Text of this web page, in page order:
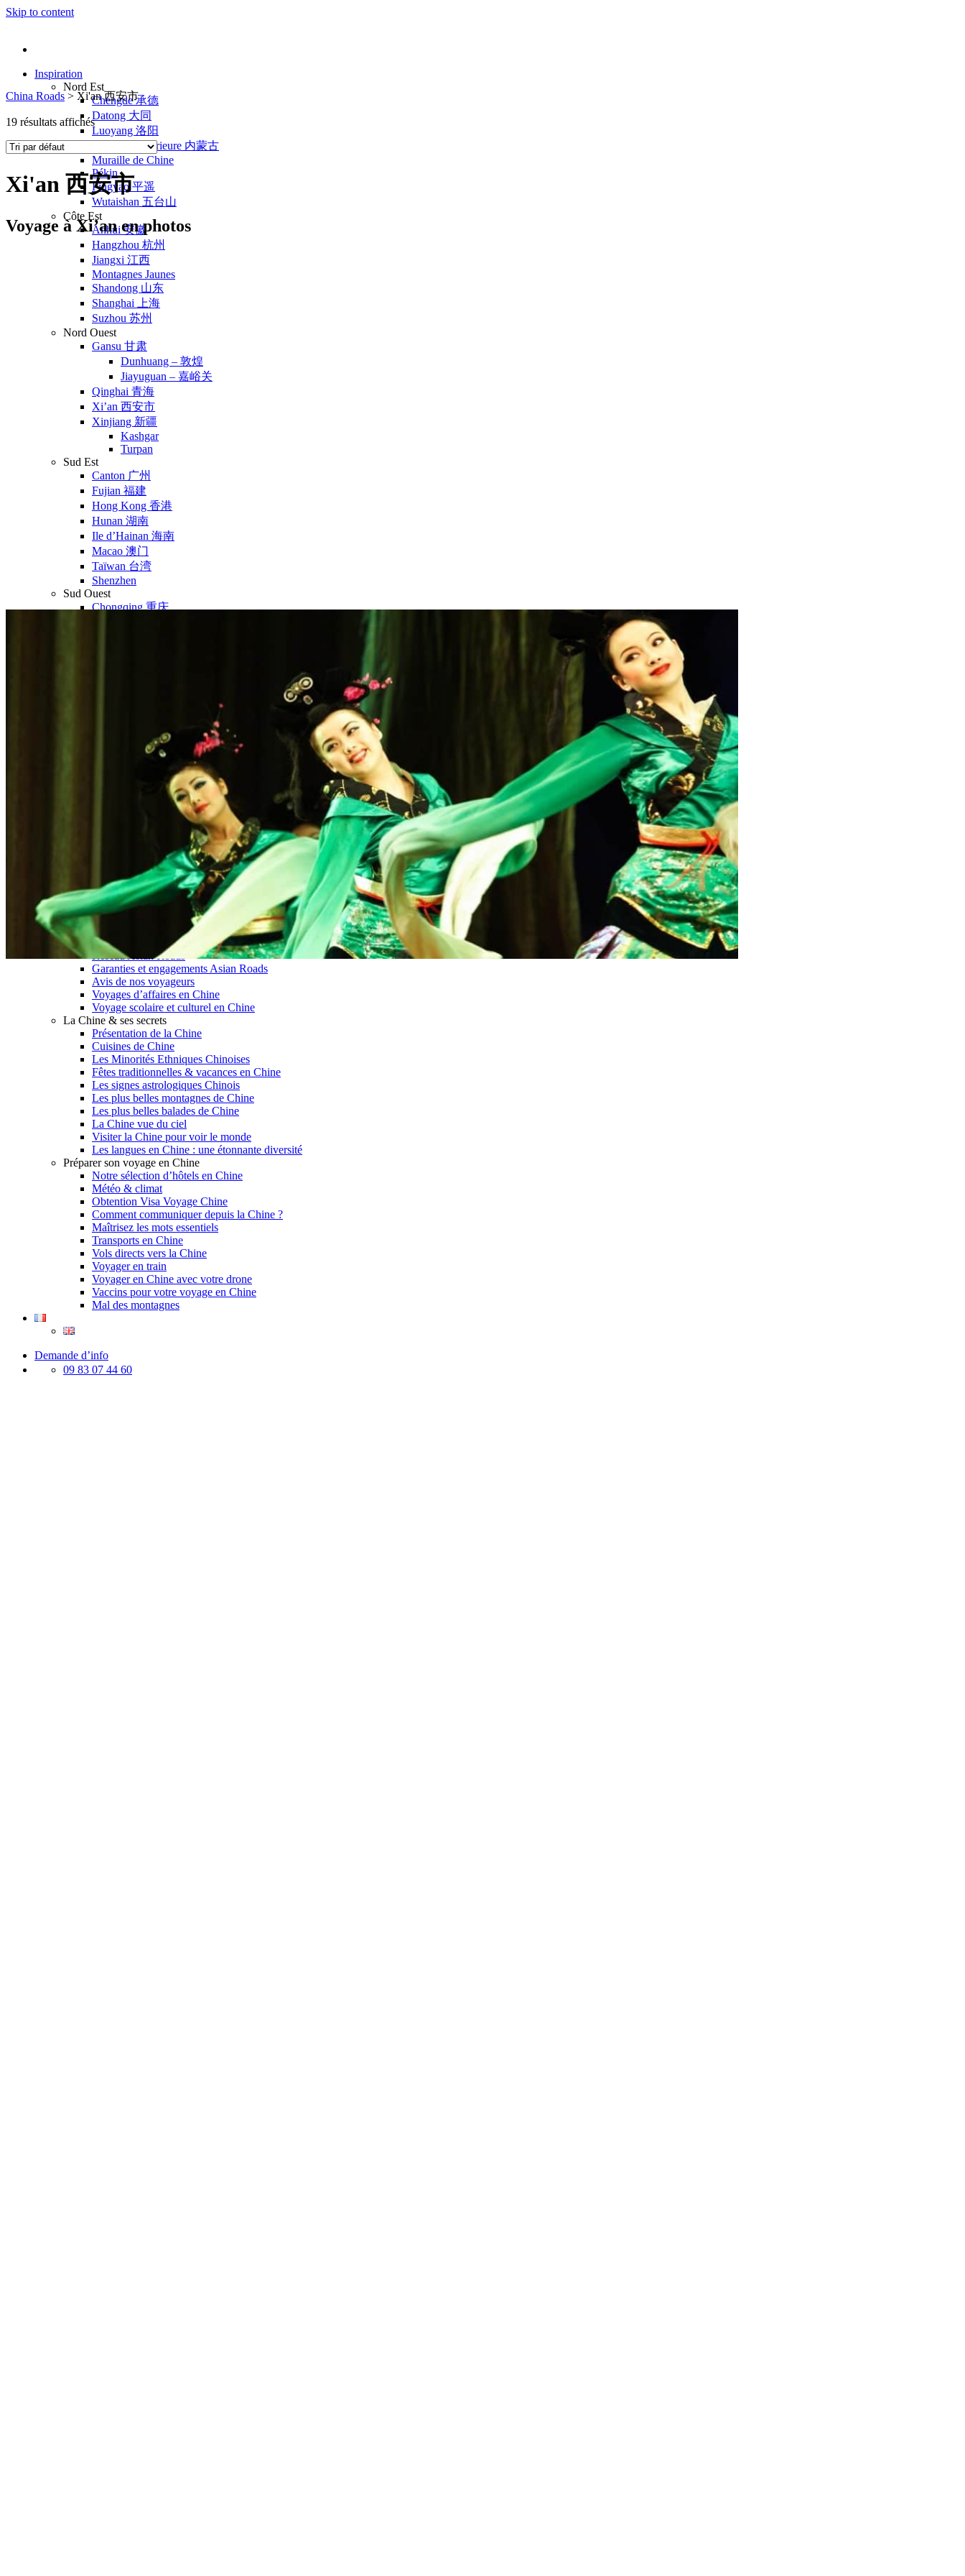
Skip to content
Inspiration
Nord Est
Chengde 承德
Datong 大同
Luoyang 洛阳
Mongolie Intérieure 内蒙古
Muraille de Chine
Pékin
Pingyao 平遥
Wutaishan 五台山
Côte Est
Anhui 安徽
Hangzhou 杭州
Jiangxi 江西
Montagnes Jaunes
Shandong 山东
Shanghai 上海
Suzhou 苏州
Nord Ouest
Gansu 甘肃
Dunhuang – 敦煌
Jiayuguan – 嘉峪关
Qinghai 青海
Xi’an 西安市
Xinjiang 新疆
Kashgar
Turpan
Sud Est
Canton 广州
Fujian 福建
Hong Kong 香港
Hunan 湖南
Ile d’Hainan 海南
Macao 澳门
Taïwan 台湾
Shenzhen
Sud Ouest
Chongqing 重庆
Circuits sur mesure
Nos Petits Groupes
Classique et incontournables
Culture & expériences
Nature et grands paysages
Automne
Hiver
Infos pratiques
Notre agence
Notre agence en Chine
Réseau Asian Roads
Garanties et engagements Asian Roads
Avis de nos voyageurs
Voyages d’affaires en Chine
Voyage scolaire et culturel en Chine
La Chine & ses secrets
Présentation de la Chine
Cuisines de Chine
Les Minorités Ethniques Chinoises
Fêtes traditionnelles & vacances en Chine
Les signes astrologiques Chinois
Les plus belles montagnes de Chine
Les plus belles balades de Chine
La Chine vue du ciel
Visiter la Chine pour voir le monde
Les langues en Chine : une étonnante diversité
Préparer son voyage en Chine
Notre sélection d’hôtels en Chine
Météo & climat
Obtention Visa Voyage Chine
Comment communiquer depuis la Chine ?
Maîtrisez les mots essentiels
Transports en Chine
Vols directs vers la Chine
Voyager en train
Voyager en Chine avec votre drone
Vaccins pour votre voyage en Chine
Mal des montagnes
Demande d’info
09 83 07 44 60
China Roads > Xi'an 西安市
19 résultats affichés
Xi'an 西安市
Voyage à Xi’an en photos